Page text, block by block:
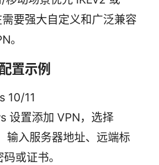
要强大自定义和广泛兼容
。
置示例
10/11
设置添加 VPN，选择
输入服务器地址、远端标
或证书。